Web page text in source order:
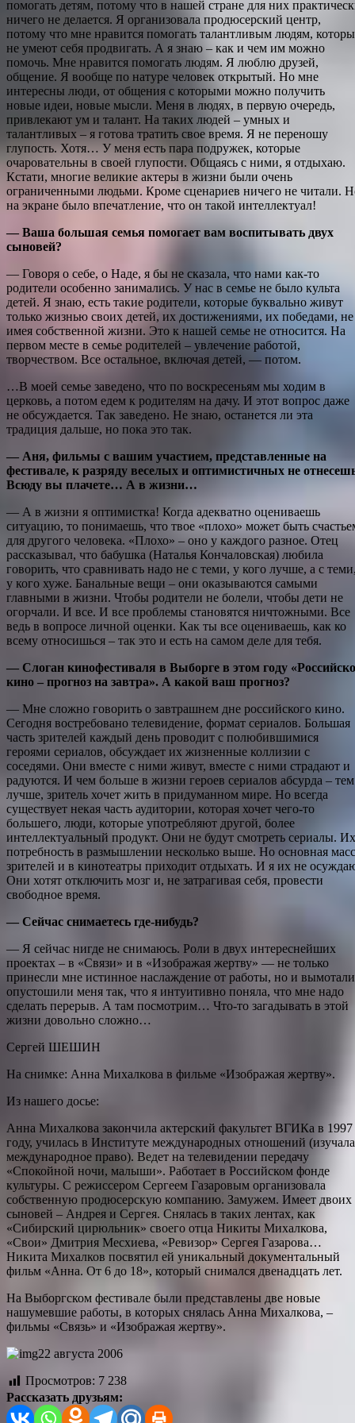
помогать детям, потому что в нашей стране для них
ничего не делается. Я организовала продюсерский центр,
потому что мне нравится помогать талантливым людям,
не умеют себя продвигать. А я знаю – как и чем им можно
помочь. Мне нравится помогать людям. Я люблю друзей,
общение. Я вообще по натуре человек открытый. Но мне
интересны люди, от общения с которыми можно получить
новые идеи, новые мысли. Меня в людях, в первую очередь,
привлекают ум и талант. На таких людей – умных и
талантливых – я готова тратить свое время. Я не переношу
глупость. Хотя… У меня есть пара подружек, которые
очаровательны в своей глупости. Общаясь с ними, я отдыхаю.
Кстати, многие великие актеры в жизни были очень
ограниченными людьми. Кроме сценариев ничего не читали.
на экране было впечатление, что он такой интеллектуал!
— Ваша большая семья помогает вам воспитывать двух
сыновей?
— Говоря о себе, о Наде, я бы не сказала, что нами как-то
родители особенно занимались. У нас в семье не было культа
детей. Я знаю, есть такие родители, которые буквально живут
только жизнью своих детей, их достижениями, их победами, не
имея собственной жизни. Это к нашей семье не относится. На
первом месте в семье родителей – увлечение работой,
творчеством. Все остальное, включая детей, — потом.
…В моей семье заведено, что по воскресеньям мы ходим в
церковь, а потом едем к родителям на дачу. И этот вопрос даже
не обсуждается. Так заведено. Не знаю, останется ли эта
традиция дальше, но пока это так.
— Аня, фильмы с вашим участием, представленные на
фестивале, к разряду веселых и оптимистичных не
Всюду вы плачете… А в жизни…
— А в жизни я оптимистка! Когда адекватно оцениваешь
ситуацию, то понимаешь, что твое «плохо» может быть
для другого человека. «Плохо» – оно у каждого разное. Отец
рассказывал, что бабушка (Наталья Кончаловская) любила
говорить, что сравнивать надо не с теми, у кого лучше, а с
у кого хуже. Банальные вещи – они оказываются самыми
главными в жизни. Чтобы родители не болели, чтобы дети не
огорчали. И все. И все проблемы становятся ничтожными. Все
ведь в вопросе личной оценки. Как ты все оцениваешь, как ко
всему относишься – так это и есть на самом деле для тебя.
— Слоган кинофестиваля в Выборге в этом году
кино – прогноз на завтра». А какой ваш прогноз?
— Мне сложно говорить о завтрашнем дне российского кино.
Сегодня востребовано телевидение, формат сериалов. Большая
часть зрителей каждый день проводит с полюбившимися
героями сериалов, обсуждает их жизненные коллизии с
соседями. Они вместе с ними живут, вместе с ними страдают и
радуются. И чем больше в жизни героев сериалов абсурда – тем
лучше, зритель хочет жить в придуманном мире. Но всегда
существует некая часть аудитории, которая хочет чего-то
большего, люди, которые употребляют другой, более
интеллектуальный продукт. Они не будут смотреть сериалы. Их
потребность в размышлении несколько выше. Но основная
зрителей и в кинотеатры приходит отдыхать. И я их не
Они хотят отключить мозг и, не затрагивая себя, провести
свободное время.
— Сейчас снимаетесь где-нибудь?
— Я сейчас нигде не снимаюсь. Роли в двух интереснейших
проектах – в «Связи» и в «Изображая жертву» — не только
принесли мне истинное наслаждение от работы, но и
опустошили меня так, что я интуитивно поняла, что мне надо
сделать перерыв. А там посмотрим… Что-то загадывать в этой
жизни довольно сложно…
Сергей ШЕШИН
На снимке: Анна Михалкова в фильме «Изображая жертву».
Из нашего досье:
Анна Михалкова закончила актерский факультет ВГИКа в 1997
году, училась в Институте международных отношений (изучала
международное право). Ведет на телевидении передачу
«Спокойной ночи, малыши». Работает в Российском фонде
культуры. С режиссером Сергеем Газаровым организовала
собственную продюсерскую компанию. Замужем. Имеет двоих
сыновей – Андрея и Сергея. Снялась в таких лентах, как
«Сибирский цирюльник» своего отца Никиты Михалкова,
«Свои» Дмитрия Месхиева, «Ревизор» Сергея Газарова…
Никита Михалков посвятил ей уникальный документальный
фильм «Анна. От 6 до 18», который снимался двенадцать лет.
На Выборгском фестивале были представлены две новые
нашумевшие работы, в которых снялась Анна Михалкова, –
фильмы «Связь» и «Изображая жертву».
22 августа 2006
Просмотров: 7 238
Рассказать друзьям: